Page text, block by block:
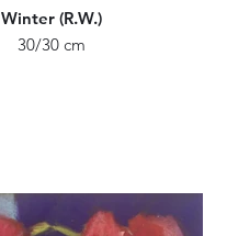
Winter (R.W.)
30/30 cm